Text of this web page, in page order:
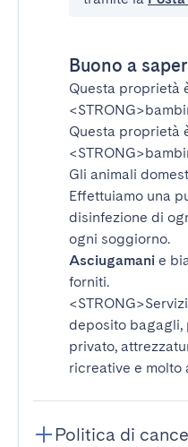
Buono a
Questa proprietà
Questa proprietà
Gli animali
Effettuiamo una
disinfezione di
ogni soggiorno.
Asciugamani e
forniti.
deposito bagagli,
privato,
ricreative e molto
Politica di